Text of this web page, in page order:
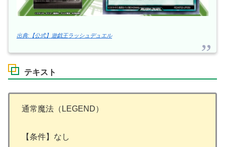
出典:【公式】遊戯王ラッシュデュエル
テキスト
通常魔法（LEGEND）
【条件】なし